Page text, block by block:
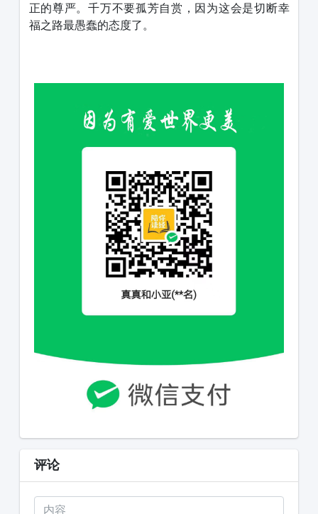
正的尊严。千万不要孤芳自赏，因为这会是切断幸
福之路最愚蠢的态度了。
评论